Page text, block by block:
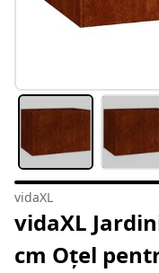
vidaXL
vidaXL
cm Oțel